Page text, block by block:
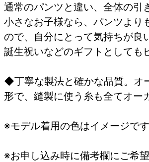
通常のパンツと違い、全体の引
小さなお子様なら、パンツより
ので、自分にとって気持ちが良
誕生祝いなどのギフトとしても
◆丁寧な製法と確かな品質。オ
形で、縫製に使う糸も全てオー
※モデル着用の色はイメージで
※お申し込み時に備考欄にご希